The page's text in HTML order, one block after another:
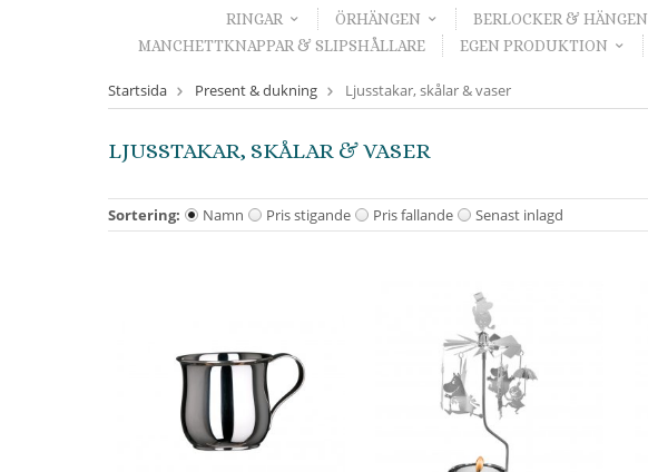
RINGAR ÖRHÄNGEN BERLOCKER & HÄNGEN
MANCHETTKNAPPAR & SLIPSHÅLLARE
EGEN PRODUKTION
Startsida Present & dukning Ljusstakar, skålar & vaser
LJUSSTAKAR, SKÅLAR & VASER
Sortering: Namn Pris stigande Pris fallande Senast inlagd